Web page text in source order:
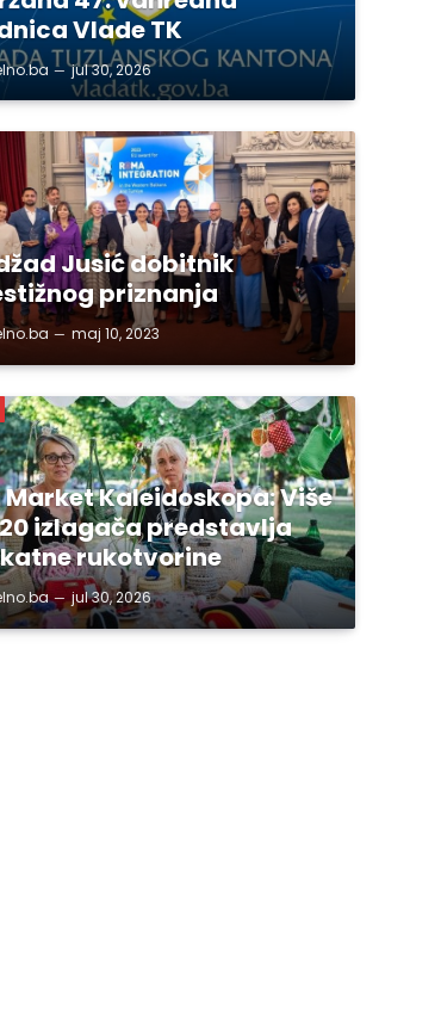
Vlade TK
jul 30, 2026
Jusić dobitnik
priznanja
maj 10, 2023
Kaleidoskopa: Više
izlagača predstavlja
rukotvorine
jul 30, 2026